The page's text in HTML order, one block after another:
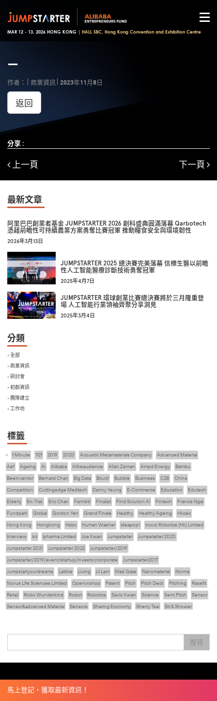
MAR 12 - 13, 2026 HONG KONG | HALL 5BC, Hong Kong Convention and Exhibition Centre
—
作者： 商業資訊 2023年11月8日
返回
分享 :
上一頁 下一頁
最新文章
阿里巴巴創業者基金 JUMPSTARTER 2026 創科盛典圓滿落幕 Qarbotech
憑藉前瞻性可持續農業方案勇奪比賽冠軍 推動糧食安全與環境韌性
2026年3月13日
JUMPSTARTER 2025 總決賽完美落幕 信標生醫以前瞻
性人工智能醫療診斷技術勇奪冠軍
2025年4月7日
JUMPSTARTER 環球創業比賽總決賽將於三月隆重登
場 人工智能行業領袖齊聚分享洞見
2025年3月4日
分類
- 全部
- 商業資訊
- 研討會
- 初創資訊
- 團隊建立
- 工作坊
標籤
1 Minute 1121 2019 2020 Acoustic Metamaterials Company
Advanced Material
Aef
Ageing Ai Alibaba Alikeaudience Allan Zeman Ampd Energy
Bambu
Beeinventor
Bernard Chan Big Data Boutir Bubble Business C2B
China
Competition
Cuttingedge Medtech Danny Yeung E-Commerce Education
Edutech
Elderly
En-Trak Eric Chan Farm66 Finalist Find Solution Ai Fintech
Francis Ngai
Fundpark
Global Gordon Yen Grand Finale Healthy Healthy Ageing
Hkcec
Hong Kong
Hongkong Hsbc Human Washer Ideapop!
Inovo Robotics (Hk) Limited
Interview
Iot Ipharma Limited Joe Kwan Jumpstarter
Jumpstarter 2020
Jumpstarter 2021
Jumpstarter 2022
Jumpstarter/2019
Jumpstarter/2019/event/startup/investor/corporate
Jumpstarter2017
Jumpstartyourdreams
Lattice Living Lt Lam Mad Gaze Nanomaterial
Norma
Novus Life Sciences Limited
Openvr.shop Patent Pitch Pitch Deck Pitching
Racefit
Retail
Robo Wunderkind Robot Robotics Savio Kwan Science Semi Pitch
Sensor
Sensor&advanced Material
Sensors Sharing Economy Sherry Tsai
Sit & Shower
朱嘉盈
林亮 楊聖武 機械人技術 盛智文 線上視頻 總決賽 蔡曉慧
車品覺
搜尋
馬上登記，獲取最新資訊！